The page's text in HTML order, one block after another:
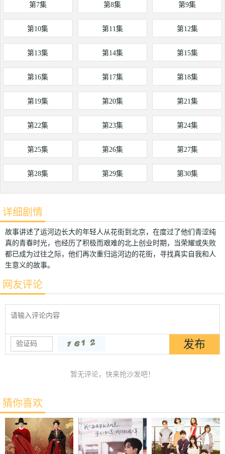
第7集 第8集 第9集
第10集 第11集 第12集
第13集 第14集 第15集
第16集 第17集 第18集
第19集 第20集 第21集
第22集 第23集 第24集
第25集 第26集 第27集
第28集 第29集 第30集
详细剧情
故事讲述了运河边长大的年轻人从花街到北京，在度过了他们青涩纯
真的青春时光，也经历了积极而艰难的北上创业时期，当荣耀或失败
都已成为过往之际，他们再次重归运河边的花街，寻找真实自我和人
生意义的故事。
网友评论
暂无评论，快来抢沙发吧！
猜你喜欢